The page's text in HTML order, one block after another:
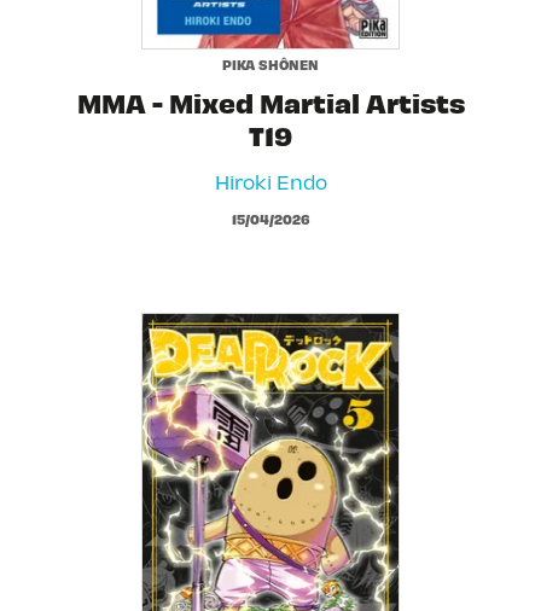
PIKA SHÔNEN
MMA - Mixed Martial Artists
T19
Hiroki Endo
15/04/2026